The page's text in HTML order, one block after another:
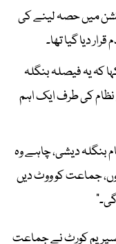
میں حصہ لینے کی
کہ یہ فیصلہ بنگلہ
نظام کی طرف ایک اہم
بنگلہ دیشی، چاہے وہ
جماعت کو ووٹ دیں
آیا ہے جب 27 مئی کو سپریم کورٹ نے جماعت